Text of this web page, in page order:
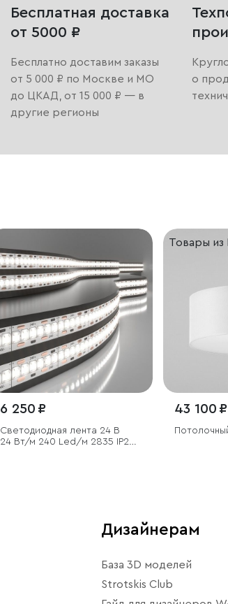
Бесплатная доставка
от 5000 ₽
Бесплатно доставим заказы
от 5 000 ₽ по Москве и МО
до ЦКАД, от 15 000 ₽ — в
другие регионы
о
6 250 ₽
Светодиодная лента 24 В
24 Вт/м 240 Led/м 2835 IP20,
Товары из
43 100 ₽
Дизайнерам
База 3D моделей
Strotskis Club